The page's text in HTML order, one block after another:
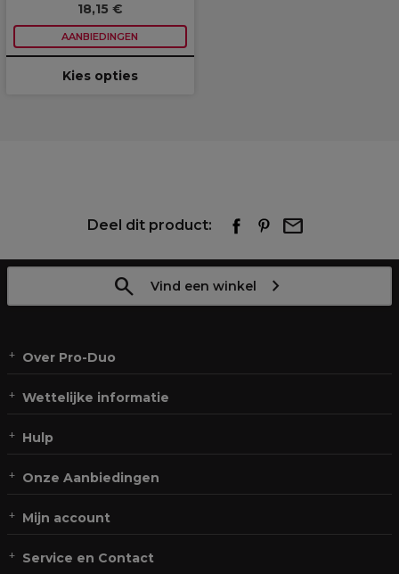
18,15 €
AANBIEDINGEN
Kies opties
Deel dit product:
Vind een winkel
Over Pro-Duo
Wettelijke informatie
Hulp
Onze Aanbiedingen
Mijn account
Service en Contact